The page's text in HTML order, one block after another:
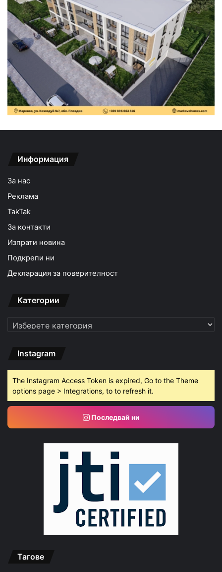
Информация
За нас
Реклама
TakTak
За контакти
Изпрати новина
Подкрепи ни
Декларация за поверителност
Категории
Категории
Instagram
The Instagram Access Token is expired, Go to the Theme
options page > Integrations, to to refresh it.
Последвай ни
Тагове